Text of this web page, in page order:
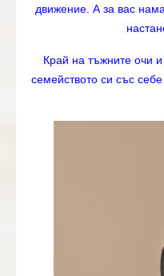
движение. А за вас
Край на тъжните очи
семейството си със